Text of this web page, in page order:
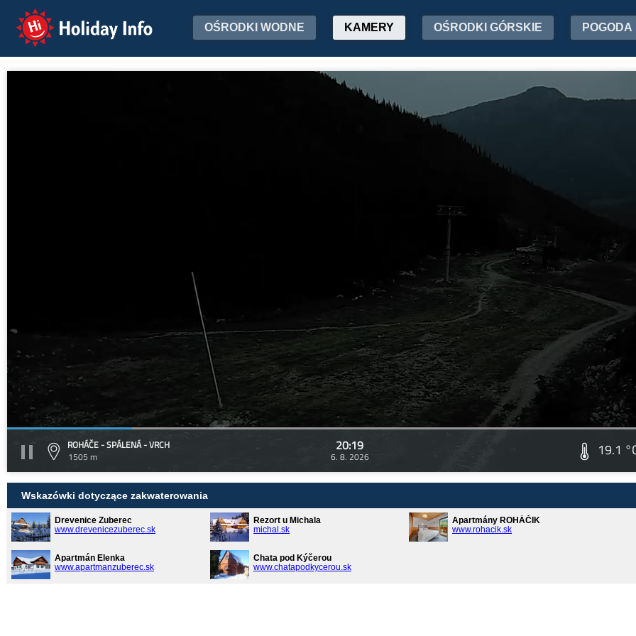
Holiday Info OŚRODKI WODNE KAMERY OŚRODKI GÓRSKIE POGODA
ROHÁČE - SPÁLENÁ - VRCH
1505 m
20:19
6. 8. 2026 19.1
Wskazówki dotyczące zakwaterowania
Drevenice Zuberec
www.drevenicezuberec.sk
Rezort u Michala
michal.sk
Apartmány ROHÁČIK
www.rohacik.sk
Apartmán Elenka
www.apartmanzuberec.sk
Chata pod Kýčerou
www.chatapodkycerou.sk